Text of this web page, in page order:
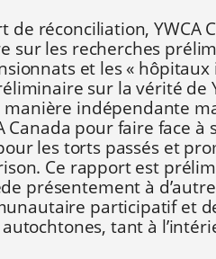
de réconciliation, YWCA
sur les recherches
et les « hôpitaux
sur la vérité de
indépendante
Canada pour faire face
les torts passés et
Ce rapport est
présentement à
participatif et
tant à